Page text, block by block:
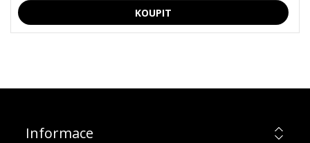
Informace